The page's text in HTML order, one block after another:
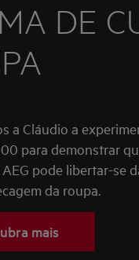
DE
a Cláudio a
para demonstrar
pode libertar-se
da roupa.
mais